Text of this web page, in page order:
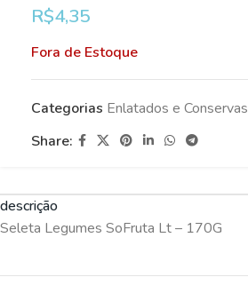
R$4,35
Fora de Estoque
Categorias Enlatados e Conservas
Share:
descrição
Seleta Legumes SoFruta Lt – 170G